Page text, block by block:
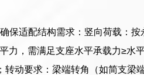
保适配结构需求：竖向荷载：
力，需满足支座水平承载力≥
动要求：梁端转角（如简支梁